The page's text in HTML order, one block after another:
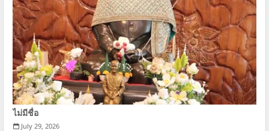
ไม่มีชื่อ
July 29, 2026